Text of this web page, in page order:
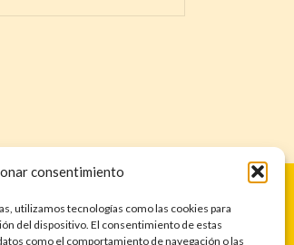
consentimiento
utilizamos tecnologías como las cookies para
del dispositivo. El consentimiento de estas
como el comportamiento de navegación o las